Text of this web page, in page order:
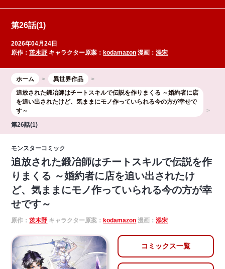
第26話(1)
2026年04月24日
原作：茨木野 キャラクター原案： kodamazon 漫画：添宋
ホーム
異世界作品
追放された鍛冶師はチートスキルで伝説を作りまくる ～婚約者に店
を追い出されたけど、気ままにモノ作っていられる今の方が幸せで
す～
第26話(1)
モンスターコミック
追放された鍛冶師はチートスキルで伝説を作
りまくる ～婚約者に店を追い出されたけ
ど、気ままにモノ作っていられる今の方が幸
せです～
原作：茨木野 キャラクター原案： kodamazon 漫画：添宋
コミックス一覧